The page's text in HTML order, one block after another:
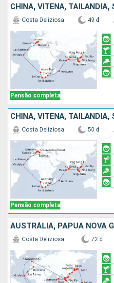
Pensão completa
Costa Deliziosa 49 d
Pensão completa
Costa Deliziosa 50 d
Costa Deliziosa 72 d